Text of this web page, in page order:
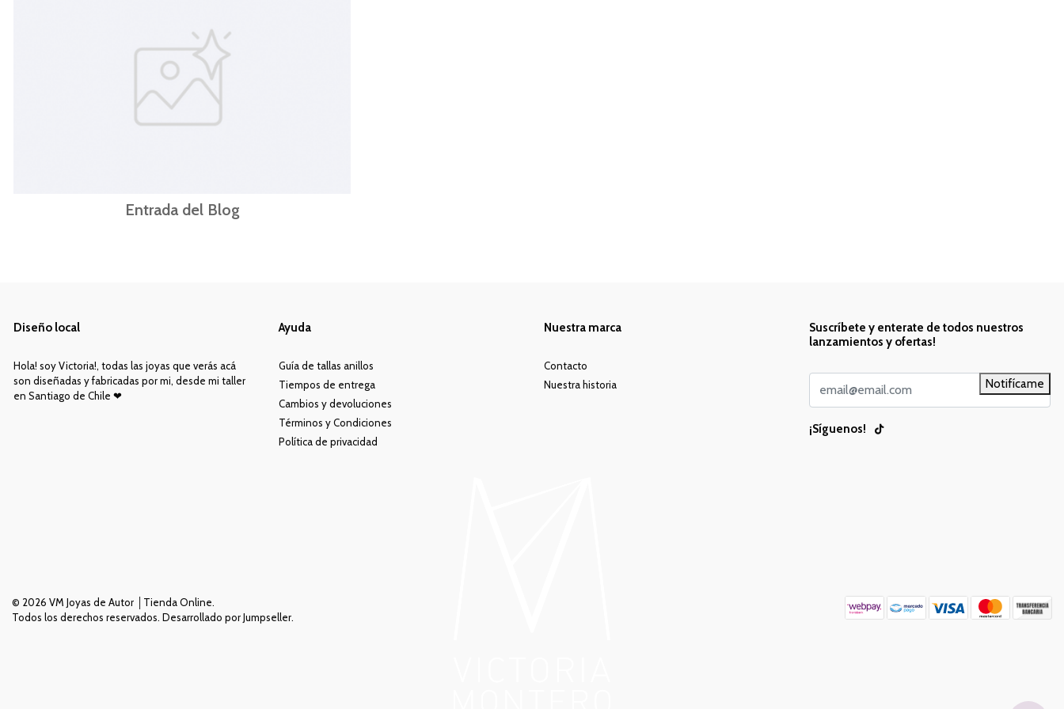
Entrada del Blog
Diseño local
Hola! soy Victoria!, todas las joyas que verás acá
son diseñadas y fabricadas por mi, desde mi taller
en Santiago de Chile ❤︎
Ayuda
Guía de tallas anillos
Tiempos de entrega
Cambios y devoluciones
Términos y Condiciones
Política de privacidad
Nuestra marca
Contacto
Nuestra historia
Suscríbete y enterate de todos nuestros
lanzamientos y ofertas!
Notifícame
¡Síguenos!
© 2026 VM Joyas de Autor │Tienda Online.
Todos los derechos reservados. Desarrollado por Jumpseller.